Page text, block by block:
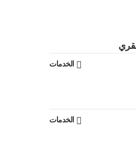
الخدمات
الخدمات